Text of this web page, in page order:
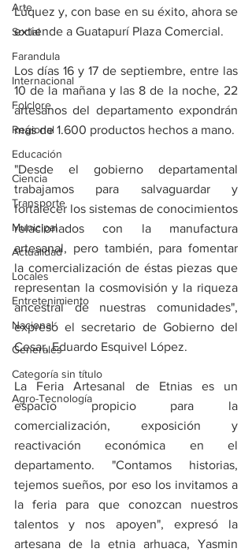
Arte
Social
Farandula
Internacional
Folclore
Regional
Educación
Ciencia
Transporte
Municipal
Actualidad
Locales
Entretenimiento
Nacional
Generales
Categoría sin título
Agro-Tecnología
Lúquez y, con base en su éxito, ahora se
extiende a Guatapurí Plaza Comercial.
Los días 16 y 17 de septiembre, entre las
10 de la mañana y las 8 de la noche, 22
artesanos del departamento expondrán
más de 1.600 productos hechos a mano.
"Desde el gobierno departamental
trabajamos para salvaguardar y
fortalecer los sistemas de conocimientos
relacionados con la manufactura
artesanal, pero también, para fomentar
la comercialización de éstas piezas que
representan la cosmovisión y la riqueza
ancestral de nuestras comunidades",
expresó el secretario de Gobierno del
Cesar, Eduardo Esquivel López.
La Feria Artesanal de Etnias es un
espacio propicio para la
comercialización, exposición y
reactivación económica en el
departamento. "Contamos historias,
tejemos sueños, por eso los invitamos a
la feria para que conozcan nuestros
talentos y nos apoyen", expresó la
artesana de la etnia arhuaca, Yasmin